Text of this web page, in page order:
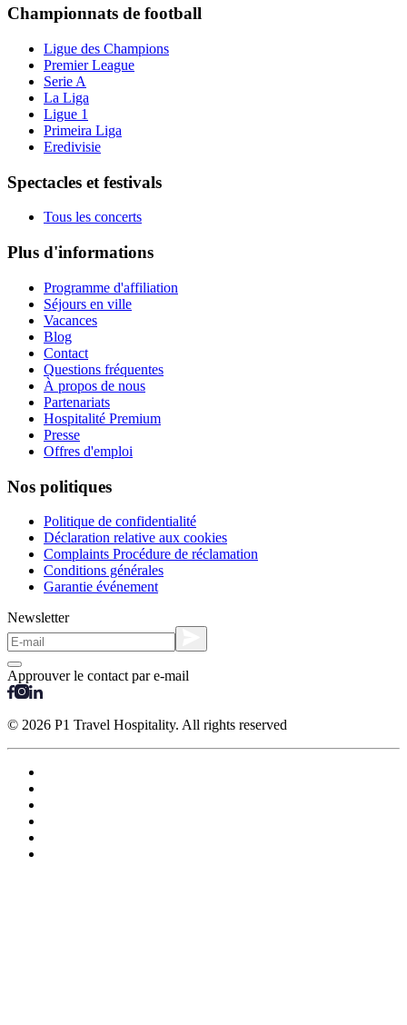
Championnats de football
Ligue des Champions
Premier League
Serie A
La Liga
Ligue 1
Primeira Liga
Eredivisie
Spectacles et festivals
Tous les concerts
Plus d'informations
Programme d'affiliation
Séjours en ville
Vacances
Blog
Contact
Questions fréquentes
À propos de nous
Partenariats
Hospitalité Premium
Presse
Offres d'emploi
Nos politiques
Politique de confidentialité
Déclaration relative aux cookies
Complaints Procédure de réclamation
Conditions générales
Garantie événement
Newsletter
Approuver le contact par e-mail
© 2026 P1 Travel Hospitality. All rights reserved